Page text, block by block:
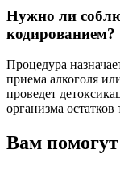
Нужно ли
кодированием?
Процедура
приема алкоголя
проведет
организма остатков
Вам